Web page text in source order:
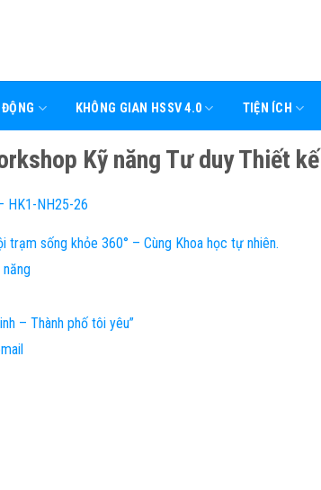
KHÔNG GIAN HSSV 4.0 TIỆN ÍCH
Kỹ năng Tư duy Thiết kế
HK1-NH25-26
trạm sống khỏe 360° – Cùng Khoa học tự nhiên.
– Thành phố tôi yêu”